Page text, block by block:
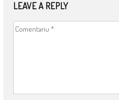
LEAVE A REPLY